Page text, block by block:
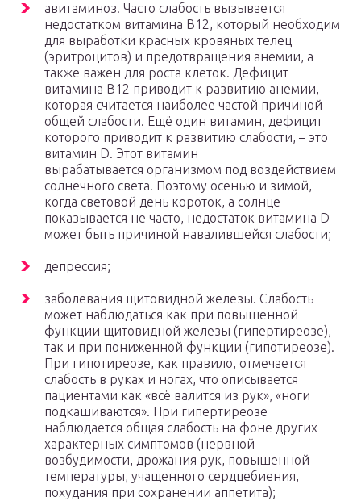
авитаминоз. Часто слабость вызывается
недостатком витамина B12, который необходим
для выработки красных кровяных телец
(эритроцитов) и предотвращения анемии, а
также важен для роста клеток. Дефицит
витамина B12 приводит к развитию анемии,
которая считается наиболее частой причиной
общей слабости. Ещё один витамин, дефицит
которого приводит к развитию слабости, – это
витамин D. Этот витамин
вырабатывается организмом под воздействием
солнечного света. Поэтому осенью и зимой,
когда световой день короток, а солнце
показывается не часто, недостаток витамина D
может быть причиной навалившейся слабости;
депрессия;
заболевания щитовидной железы. Слабость
может наблюдаться как при повышенной
функции щитовидной железы (гипертиреозе),
так и при пониженной функции (гипотиреозе).
При гипотиреозе, как правило, отмечается
слабость в руках и ногах, что описывается
пациентами как «всё валится из рук», «ноги
подкашиваются». При гипертиреозе
наблюдается общая слабость на фоне других
характерных симптомов (нервной
возбудимости, дрожания рук, повышенной
температуры, учащенного сердцебиения,
похудания при сохранении аппетита);